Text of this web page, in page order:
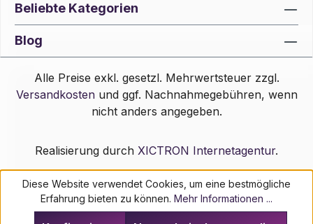
Beliebte Kategorien
Blog
Alle Preise exkl. gesetzl. Mehrwertsteuer zzgl.
Versandkostenund ggf. Nachnahmegebühren, wenn
nicht anders angegeben.
Realisierung durch XICTRON Internetagentur.
Diese Website verwendet Cookies, um eine bestmögliche
Erfahrung bieten zu können. Mehr Informationen ...